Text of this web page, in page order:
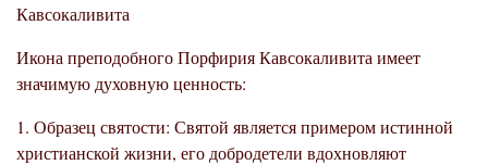
Кавсокаливита
Икона преподобного Порфирия Кавсокаливита имеет
значимую духовную ценность:
1. Образец святости: Святой является примером истинной
христианской жизни, его добродетели вдохновляют